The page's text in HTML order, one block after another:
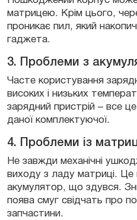
матрицею. Крім цього,
проникає пил, який
гаджета.
3. Проблеми з
Часте користування
високих і низьких
зарядний пристрій – все
даної комплектуючої.
4. Проблеми із
Не завжди механічні
виходу з ладу матриці.
акумулятор, що здувся.
поява смуг свідчать про
запчастини.